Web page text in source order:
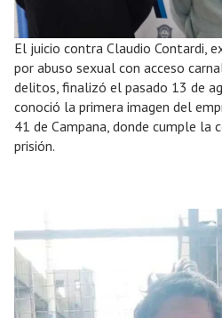
El juicio contra Claudio Contardi,
por abuso sexual con acceso
delitos, finalizó el pasado 13 de
conoció la primera imagen del
41 de Campana, donde cumple la
prisión.